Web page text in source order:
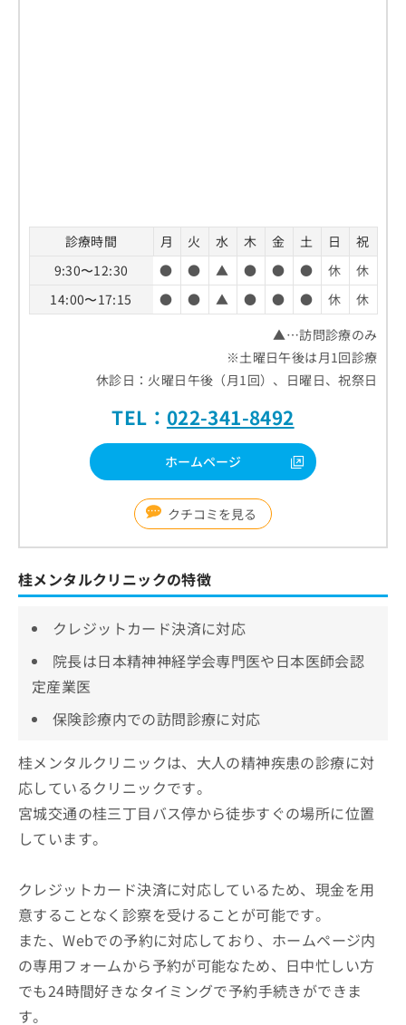
診療時間 月 火 水 木 金 土 日
祝
9:30〜12:30
● ● ▲ ● ● ● 休
休
14:00〜17:15
● ● ▲ ● ● ● 休
休
▲…訪問診療のみ
※土曜日午後は月1回診療
休診日：火曜日午後（月1回）、日曜日、祝祭日
TEL： 022-341-8492
ホームページ
クチコミを見る
桂メンタルクリニックの特徴
クレジットカード決済に対応
院長は日本精神神経学会専門医や日本医師会認
定産業医
保険診療内での訪問診療に対応
桂メンタルクリニックは、大人の精神疾患の診療に対
応しているクリニックです。
宮城交通の桂三丁目バス停から徒歩すぐの場所に位置
しています。
クレジットカード決済に対応しているため、現金を用
意することなく診察を受けることが可能です。
また、Webでの予約に対応しており、ホームページ内
の専用フォームから予約が可能なため、日中忙しい方
でも24時間好きなタイミングで予約手続きができま
す。